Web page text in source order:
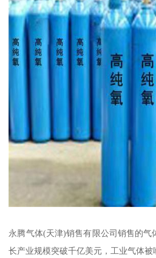
永腾气体(天津)销售有限公司销售的气
长产业规模突破千亿美元，工业气体被